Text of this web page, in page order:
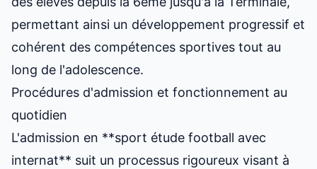
permettant ainsi un développement progressif et
cohérent des compétences sportives tout au
long de l'adolescence.
Procédures d'admission et fonctionnement au
quotidien
L'admission en **sport étude football avec
internat** suit un processus rigoureux visant à